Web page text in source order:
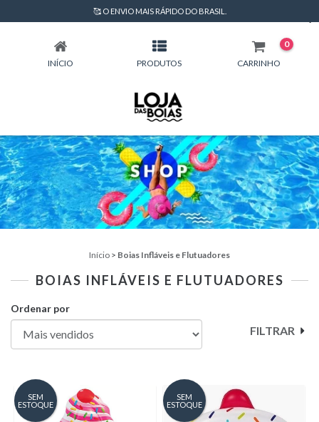
🥰 O ENVIO MAIS RÁPIDO DO BRASIL.
BOIAS INFLÁVEIS E FLUTUADORES
INÍCIO PRODUTOS CARRINHO
0
Início > Boias Infláveis e Flutuadores
BOIAS INFLÁVEIS E FLUTUADORES
Ordenar por
FILTRAR
SEM
ESTOQUE
SEM
ESTOQUE